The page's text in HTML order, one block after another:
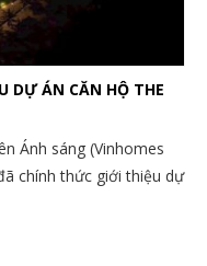
DỰ ÁN CĂN HỘ THE
Ánh sáng (Vinhomes
chính thức giới thiệu dự